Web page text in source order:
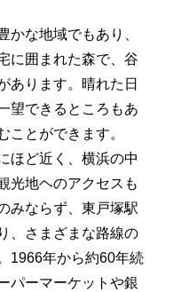
かな地域でもあり、
に囲まれた森で、谷
あります。晴れた日
望できるところもあ
ことができます。
ほど近く、横浜の中
光地ヘのアクセスも
みならず、東戸塚駅
、さまざまな路線の
1966年から約60年続
パーマーケットや銀